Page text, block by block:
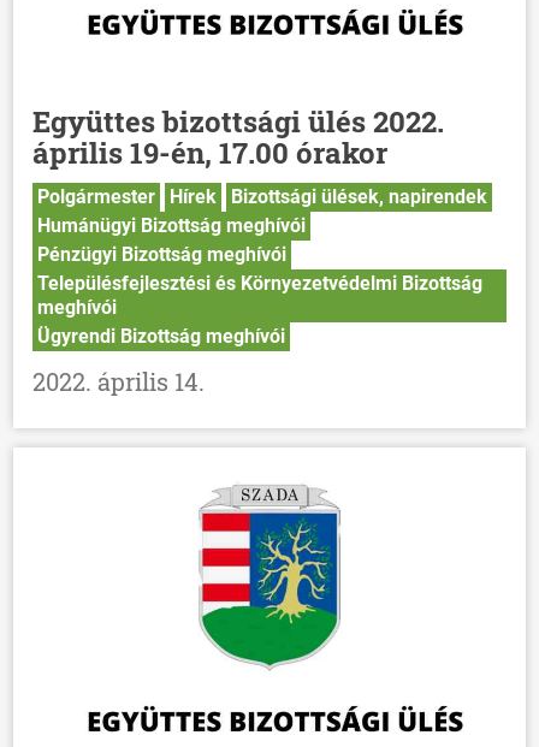
Együttes bizottsági ülés 2022.
április 19-én, 17.00 órakor
Polgármester Hírek
Bizottsági ülések, napirendek
Humánügyi Bizottság meghívói
Pénzügyi Bizottság meghívói
Településfejlesztési és Környezetvédelmi Bizottság
meghívói
Ügyrendi Bizottság meghívói
2022. április 14.